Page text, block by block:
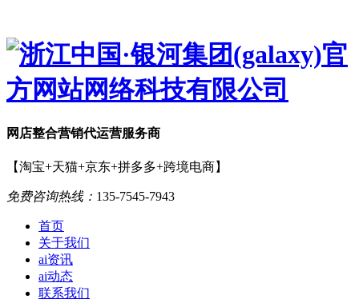
网店整合营销代运营服务商
【淘宝+天猫+京东+拼多多+跨境电商】
免费咨询热线： 135-7545-7943
首页
关于我们
ai资讯
ai动态
联系我们